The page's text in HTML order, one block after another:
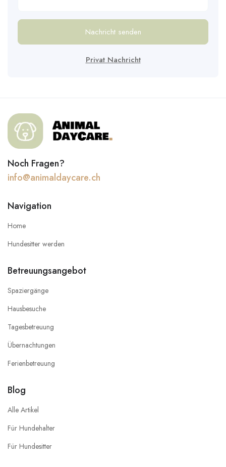
Nachricht senden
Privat Nachricht
Noch Fragen?
info@animaldaycare.ch
Navigation
Home
Hundesitter werden
Betreuungsangebot
Spaziergänge
Hausbesuche
Tagesbetreuung
Übernachtungen
Ferienbetreuung
Blog
Alle Artikel
Für Hundehalter
Für Hundesitter